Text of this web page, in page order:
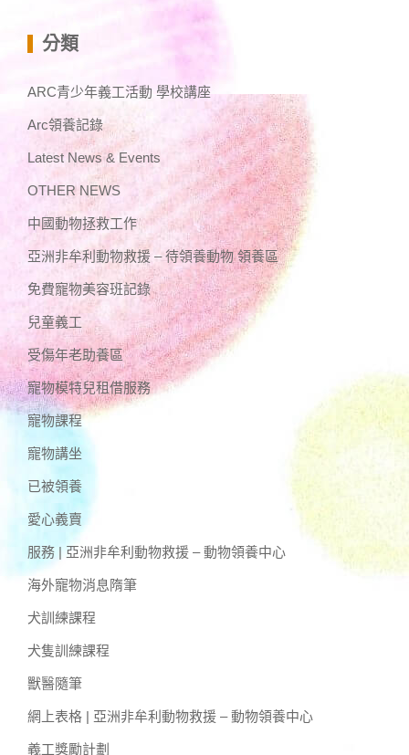
分類
ARC青少年義工活動 學校講座
Arc領養記錄
Latest News & Events
OTHER NEWS
中國動物拯救工作
亞洲非牟利動物救援 – 待領養動物 領養區
免費寵物美容班記錄
兒童義工
受傷年老助養區
寵物模特兒租借服務
寵物課程
寵物講坐
已被領養
愛心義賣
服務 | 亞洲非牟利動物救援 – 動物領養中心
海外寵物消息隋筆
犬訓練課程
犬隻訓練課程
獸醫隨筆
網上表格 | 亞洲非牟利動物救援 – 動物領養中心
義工獎勵計劃